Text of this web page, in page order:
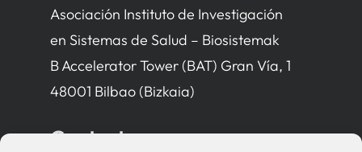
Asociación Instituto de Investigación
en Sistemas de Salud – Biosistemak
B Accelerator Tower (BAT) Gran Vía, 1
48001 Bilbao (Bizkaia)
Contacto